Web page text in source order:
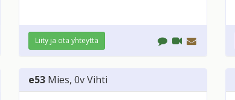
Liity ja ota yhteyttä
e53 Mies, 0vVihti